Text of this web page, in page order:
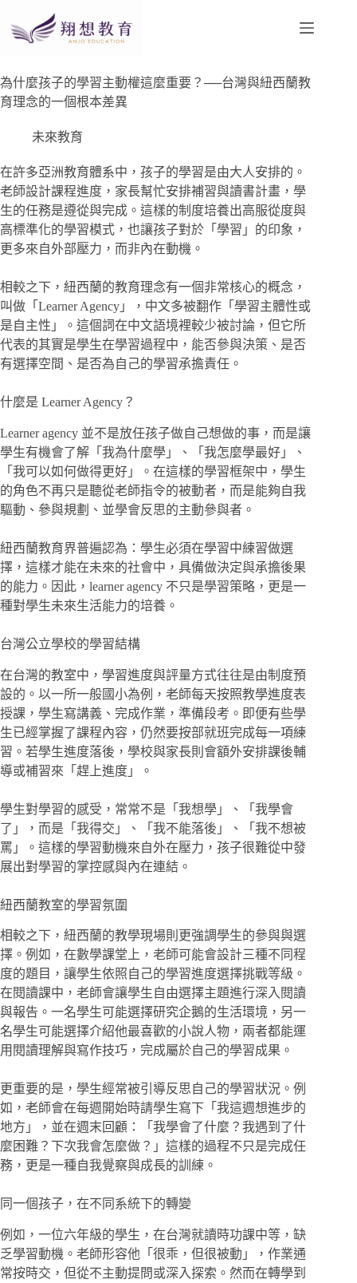
為什麼孩子的學習主動權這麼重要？──台灣與紐西蘭教
育理念的一個根本差異
未來教育
在許多亞洲教育體系中，孩子的學習是由大人安排的。
老師設計課程進度，家長幫忙安排補習與讀書計畫，學
生的任務是遵從與完成。這樣的制度培養出高服從度與
高標準化的學習模式，也讓孩子對於「學習」的印象，
更多來自外部壓力，而非內在動機。
相較之下，紐西蘭的教育理念有一個非常核心的概念，
叫做「Learner Agency」，中文多被翻作「學習主體性或
是自主性」。這個詞在中文語境裡較少被討論，但它所
代表的其實是學生在學習過程中，能否參與決策、是否
有選擇空間、是否為自己的學習承擔責任。
什麼是 Learner Agency？
Learner agency 並不是放任孩子做自己想做的事，而是讓
學生有機會了解「我為什麼學」、「我怎麼學最好」、
「我可以如何做得更好」。在這樣的學習框架中，學生
的角色不再只是聽從老師指令的被動者，而是能夠自我
驅動、參與規劃、並學會反思的主動參與者。
紐西蘭教育界普遍認為：學生必須在學習中練習做選
擇，這樣才能在未來的社會中，具備做決定與承擔後果
的能力。因此，learner agency 不只是學習策略，更是一
種對學生未來生活能力的培養。
台灣公立學校的學習結構
在台灣的教室中，學習進度與評量方式往往是由制度預
設的。以一所一般國小為例，老師每天按照教學進度表
授課，學生寫講義、完成作業，準備段考。即便有些學
生已經掌握了課程內容，仍然要按部就班完成每一項練
習。若學生進度落後，學校與家長則會額外安排課後輔
導或補習來「趕上進度」。
學生對學習的感受，常常不是「我想學」、「我學會
了」，而是「我得交」、「我不能落後」、「我不想被
罵」。這樣的學習動機來自外在壓力，孩子很難從中發
展出對學習的掌控感與內在連結。
紐西蘭教室的學習氛圍
相較之下，紐西蘭的教學現場則更強調學生的參與與選
擇。例如，在數學課堂上，老師可能會設計三種不同程
度的題目，讓學生依照自己的學習進度選擇挑戰等級。
在閱讀課中，老師會讓學生自由選擇主題進行深入閱讀
與報告。一名學生可能選擇研究企鵝的生活環境，另一
名學生可能選擇介紹他最喜歡的小說人物，兩者都能運
用閱讀理解與寫作技巧，完成屬於自己的學習成果。
更重要的是，學生經常被引導反思自己的學習狀況。例
如，老師會在每週開始時請學生寫下「我這週想進步的
地方」，並在週末回顧：「我學會了什麼？我遇到了什
麼困難？下次我會怎麼做？」這樣的過程不只是完成任
務，更是一種自我覺察與成長的訓練。
同一個孩子，在不同系統下的轉變
例如，一位六年級的學生，在台灣就讀時功課中等，缺
乏學習動機。老師形容他「很乖，但很被動」，作業通
常按時交，但從不主動提問或深入探索。然而在轉學到